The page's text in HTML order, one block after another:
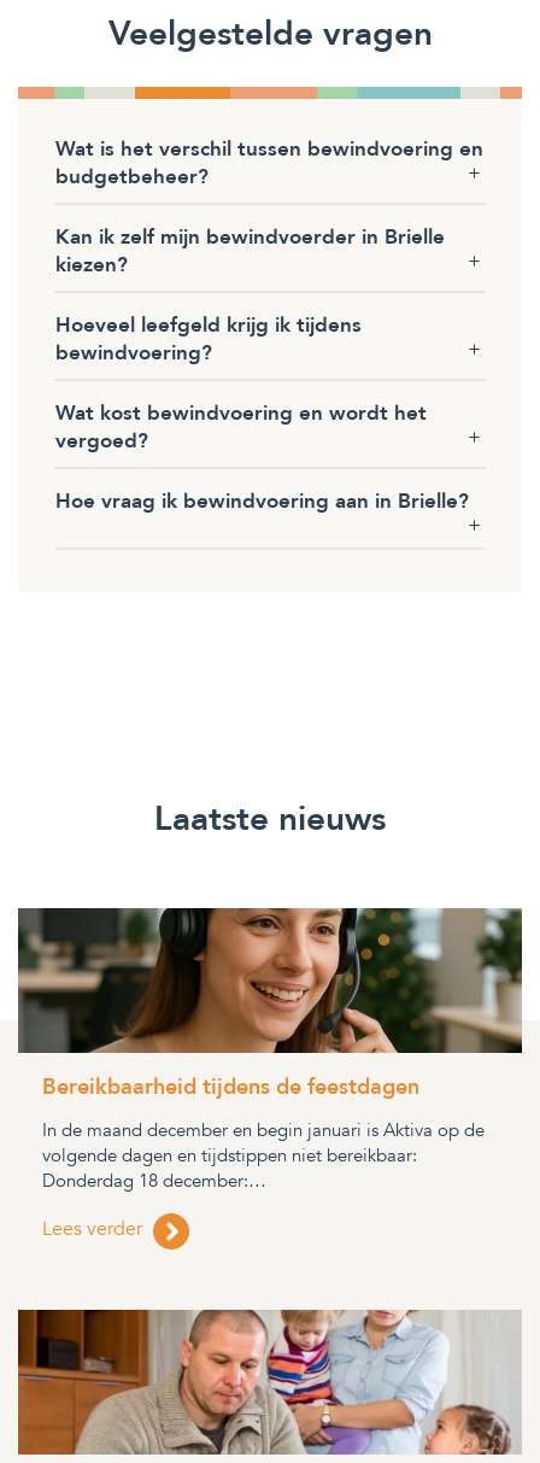
Veelgestelde vragen
Wat is het verschil tussen bewindvoering en
budgetbeheer?
Kan ik zelf mijn bewindvoerder in Brielle
kiezen?
Hoeveel leefgeld krijg ik tijdens
bewindvoering?
Wat kost bewindvoering en wordt het
vergoed?
Hoe vraag ik bewindvoering aan in Brielle?
Laatste nieuws
Bereikbaarheid tijdens de feestdagen
In de maand december en begin januari is Aktiva op de
volgende dagen en tijdstippen niet bereikbaar:
Donderdag 18 december:…
Lees verder